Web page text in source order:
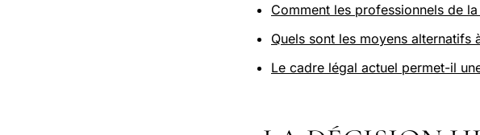
Comment les professionnels de
Quels sont les moyens
Le cadre légal actuel permet-il